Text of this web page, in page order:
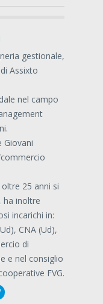
gestionale,
Assixto
nel campo
Giovani
25 anni si
ha inoltre
incarichi in:
CNA (Ud),
di
e nel consiglio
FVG.